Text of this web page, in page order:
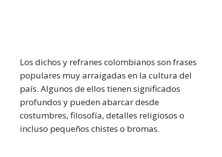
Los dichos y refranes colombianos son frases
populares muy arraigadas en la cultura del
país. Algunos de ellos tienen significados
profundos y pueden abarcar desde
costumbres, filosofía, detalles religiosos o
incluso pequeños chistes o bromas.